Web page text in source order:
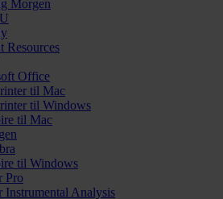
Morgen
Resources
Office
til Mac
til Windows
til Mac
til Windows
Pro
Instrumental Analysis